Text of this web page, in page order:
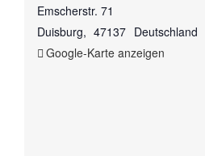
Emscherstr. 71
Duisburg, 47137 Deutschland
Google-Karte anzeigen